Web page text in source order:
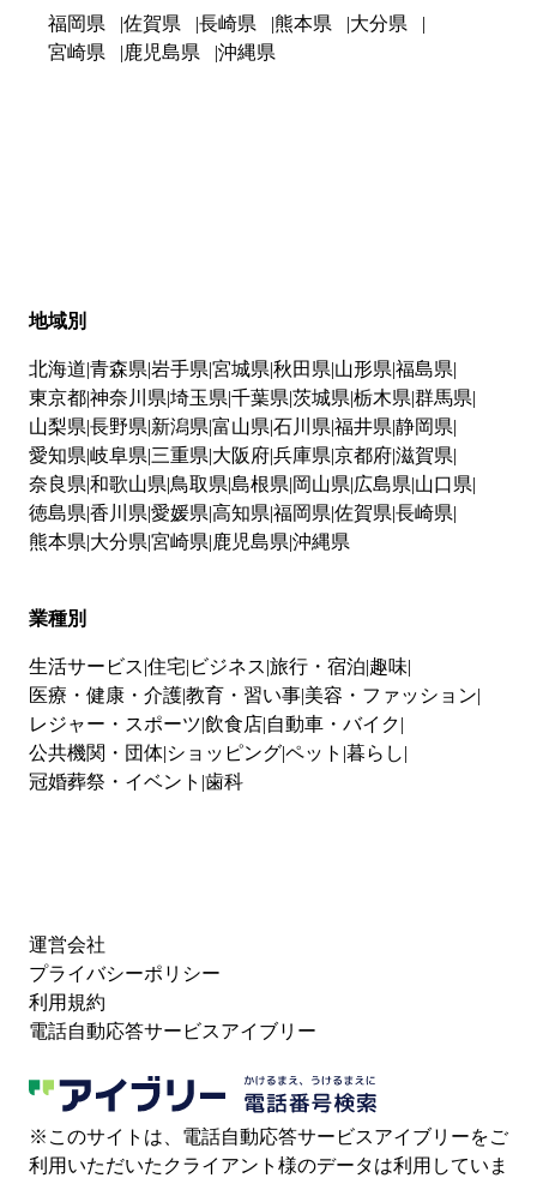
福岡県 佐賀県 長崎県 熊本県
大分県
宮崎県
鹿児島県 沖縄県
地域別
北海道 青森県 岩手県 宮城県 秋田県 山形県 福島県
東京都神奈川県 埼玉県 千葉県 茨城県 栃木県 群馬県
山梨県 長野県 新潟県 富山県 石川県 福井県 静岡県
愛知県 岐阜県 三重県 大阪府兵庫県 京都府滋賀県
奈良県 和歌山県 鳥取県 島根県 岡山県 広島県 山口県
徳島県 香川県 愛媛県 高知県 福岡県 佐賀県 長崎県
熊本県 大分県 宮崎県 鹿児島県 沖縄県
業種別
生活サービス 住宅 ビジネス 旅行・宿泊 趣味
医療・健康・介護教育・習い事 美容・ファッション
レジャー・スポーツ 飲食店 自動車・バイク
公共機関・団体 ショッピングペット 暮らし
冠婚葬祭・イベント 歯科
運営会社
プライバシーポリシー
利用規約
電話自動応答サービスアイブリー
※このサイトは、電話自動応答サービスアイブリーをご
利用いただいたクライアント様のデータは利用していま